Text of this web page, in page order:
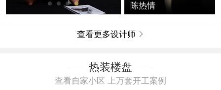
陈热情
查看更多设计师 
热装楼盘
查看自家小区 上万套开工案例